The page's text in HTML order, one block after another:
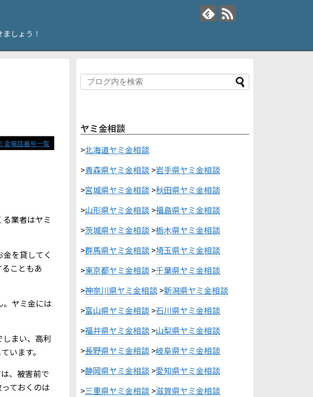
しょう！
金電話番号一覧
業者はヤミ
を貸してく
こともあ
。ヤミ金には
まい、高利
います。
、被害前で
ておくのは
ヤミ金相談
>北海道ヤミ金相談
>青森県ヤミ金相談 >岩手県ヤミ金相談
>宮城県ヤミ金相談 >秋田県ヤミ金相談
>山形県ヤミ金相談 >福島県ヤミ金相談
>茨城県ヤミ金相談 >栃木県ヤミ金相談
>群馬県ヤミ金相談 >埼玉県ヤミ金相談
>東京都ヤミ金相談 >千葉県ヤミ金相談
>神奈川県ヤミ金相談 >新潟県ヤミ金相談
>富山県ヤミ金相談 >石川県ヤミ金相談
>福井県ヤミ金相談 >山梨県ヤミ金相談
>長野県ヤミ金相談 >岐阜県ヤミ金相談
>静岡県ヤミ金相談 >愛知県ヤミ金相談
>三重県ヤミ金相談 >滋賀県ヤミ金相談